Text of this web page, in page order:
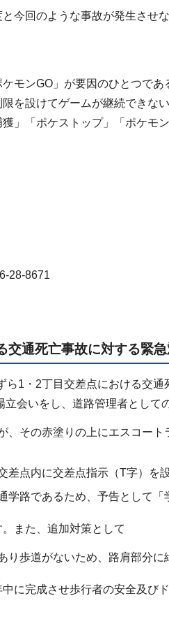
今回のような事故が発生させな
モンGO」が要因のひとつであ
を設けてゲームが継続できな
獲」「ポケストップ」「ポケモ
28-8671
交通死亡事故に対する緊
ら1・2丁目交差点における交
会いをし、道路管理者として
、その赤塗りの上にエスコー
差点内に交差点指示（T字）を
学路であるため、予告として「
また、追加対策として
り歩道がないため、路肩部分に
に完成させ歩行者の安全及び